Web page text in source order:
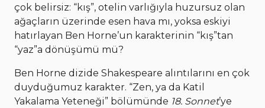
çok belirsiz: “kış”, otelin varlığıyla huzursuz olan
ağaçların üzerinde esen hava mı, yoksa eskiyi
hatırlayan Ben Horne’un karakterinin “kış”tan
“yaz”a dönüşümü mü?
Ben Horne dizide Shakespeare alıntılarını en çok
duyduğumuz karakter. “Zen, ya da Katil
Yakalama Yeteneği” bölümünde 18. Sonnet’ye